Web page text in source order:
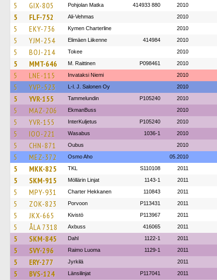
5 GIX-805 Pohjolan Matka 414933 880 2010
5 FLF-752 Ali-Vehmas 2010
5 EKY-736 Kymen Charterline 2010
5 YJM-254 Elimäen Liikenne 414984 2010
5 BOJ-214 Tokee 2010
5 MMT-646 M. Raittinen P098461 2010
5 LNE-115 Invataksi Niemi 2010
5 YVP-523 L-l. J. Salonen Oy 2010
5 YVR-155 Tammelundin P105240 2010
5 MAZ-206 EkmanBuss 2010
5 YVR-155 InterKuljetus P105240 2010
5 IOO-221 Wasabus 1036-1 2010
5 CHN-871 Oubus 2010
5 MEZ-372 Osmo Aho 05.2010
5 MKK-825 TKL S110108 2011
5 SKM-915 Möllärin Linjat 1143-1 2011
5 MPY-931 Charter Hekkanen 110843 2011
5 ZOK-823 Porvoon P113431 2011
5 JKX-665 Kivistö P113967 2011
5 ÅLA 7318 Axbuss 416065 2011
5 SKM-845 Dahl 1122-1 2011
5 SVY-296 Raimo Luoma 1129-1 2011
5 ERY-277 Jyrkilä 2011
5 BVS-124 Länsilinjat P117041 2011